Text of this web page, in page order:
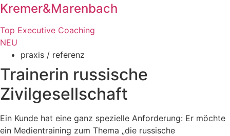
Kremer&Marenbach
Top Executive Coaching
NEU
praxis / referenz
Trainerin russische
Zivilgesellschaft
Ein Kunde hat eine ganz spezielle Anforderung: Er möchte
ein Medientraining zum Thema „die russische